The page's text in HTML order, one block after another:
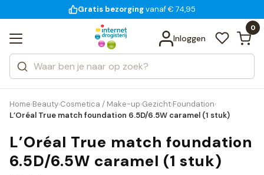
voor 18:00 uur besteld
Gratis bezorging
14 dagen bedenktijd
Inloggen
0
Zoeken
Categorieën
Merken
Bekijk alle resultaten
Home›Beauty›Cosmetica / Make-up›Gezicht›Foundation›
L’Oréal True match foundation 6.5D/6.5W caramel (1 stuk)
L’Oréal True match foundation
6.5D/6.5W caramel (1 stuk)